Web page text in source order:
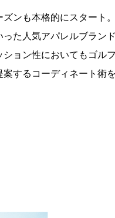
ンも本格的にスタート
た人気アパレルブラン
ョン性においてもゴル
するコーディネート術